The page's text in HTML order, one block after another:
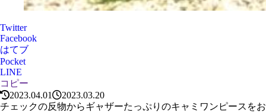
Twitter
Facebook
はてブ
Pocket
LINE
コピー
2023.04.01
2023.03.20
チェックの反物からギャザーたっぷりのキャミワンピースをお